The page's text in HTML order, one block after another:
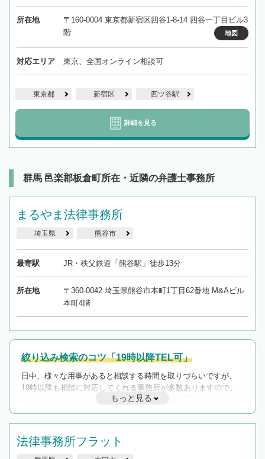
所在地
〒160-0004 東京都新宿区四谷1-8-14 四谷一丁目ビル3
階
地図
対応エリア 東京、全国オンライン相談可
東京都 新宿区 四ツ谷駅
詳細を見る
群馬 邑楽郡板倉町所在・近隣の弁護士事務所
まるやま法律事務所
埼玉県 熊谷市
最寄駅 JR・秩父鉄道「熊谷駅」徒歩13分
所在地
〒360-0042 埼玉県熊谷市本町1丁目62番地 M&Aビル
本町4階
絞り込み検索のコツ「19時以降TEL可」
日中、様々な用事があると相談する時間を取りづらいですが、
19時以降も相談に対応してくれる事務所が多数ありますので、
遅い時間の相談が増えそうな場合はそのような事務所に絞り込
んで検索してみましょう。
を加えて再検索
もっと見る
法律事務所フラット